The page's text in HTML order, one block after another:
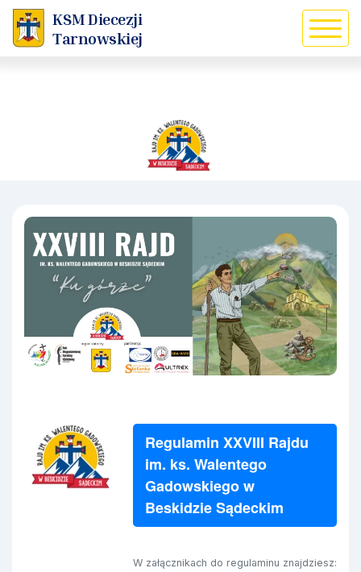
KSM Diecezji
Tarnowskiej
Regulamin XXVIII Rajdu
im. ks. Walentego
Gadowskiego w
Beskidzie Sądeckim
W załącznikach do regulaminu znajdziesz: